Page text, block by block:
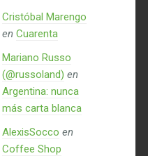
Cristóbal Marengo
en Cuarenta
Mariano Russo
(@russoland) en
Argentina: nunca
más carta blanca
AlexisSocco en
Coffee Shop